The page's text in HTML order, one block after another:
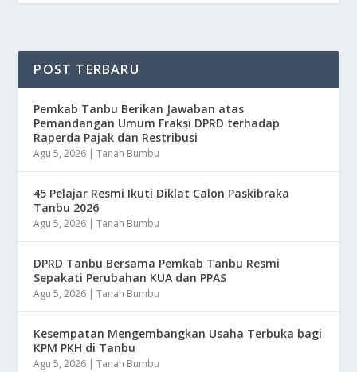
POST TERBARU
Pemkab Tanbu Berikan Jawaban atas
Pemandangan Umum Fraksi DPRD terhadap
Raperda Pajak dan Restribusi
Agu 5, 2026 |Tanah Bumbu
45 Pelajar Resmi Ikuti Diklat Calon Paskibraka
Tanbu 2026
Agu 5, 2026 |Tanah Bumbu
DPRD Tanbu Bersama Pemkab Tanbu Resmi
Sepakati Perubahan KUA dan PPAS
Agu 5, 2026 |Tanah Bumbu
Kesempatan Mengembangkan Usaha Terbuka bagi
KPM PKH di Tanbu
Agu 5, 2026 |Tanah Bumbu